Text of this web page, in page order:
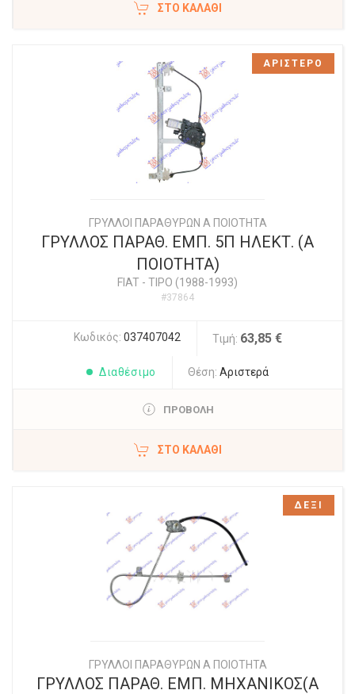
ΣΤΟ ΚΑΛΆΘΙ
ΓΡΥΛΛΟΙ ΠΑΡΑΘΥΡΩΝ Α ΠΟΙΟΤΗΤΑ
ΓΡΥΛΛΟΣ ΠΑΡΑΘ. ΕΜΠ. 5Π ΗΛΕΚΤ. (Α
ΠΟΙΟΤΗΤΑ)
FIAT - TIPO (1988-1993)
#37864
Κωδικός: 037407042 Τιμή: 63,85 €
Διαθέσιμο Θέση: Αριστερά
ΠΡΟΒΟΛΗ
ΣΤΟ ΚΑΛΆΘΙ
ΑΡΙΣΤΕΡΟ
ΓΡΥΛΛΟΙ ΠΑΡΑΘΥΡΩΝ Α ΠΟΙΟΤΗΤΑ
ΓΡΥΛΛΟΣ ΠΑΡΑΘ. ΕΜΠ. ΜΗΧΑΝΙΚΟΣ(Α
ΔΕΞΙ